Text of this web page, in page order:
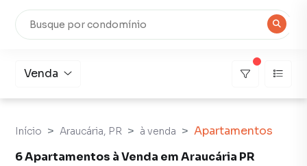
Venda
Início Araucária, PR à venda
Apartamentos
6 Apartamentos à Venda em Araucária PR